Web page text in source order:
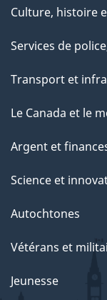
Culture, histoire
Services de
Transport et
Le Canada et le
Argent et
Science et
Autochtones
Vétérans et
Jeunesse